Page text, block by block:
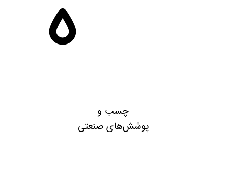
چسب و
پوشش‌های صنعتی